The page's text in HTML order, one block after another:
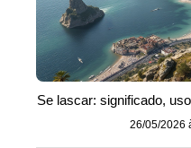
Se lascar: significado,
26/05/2026